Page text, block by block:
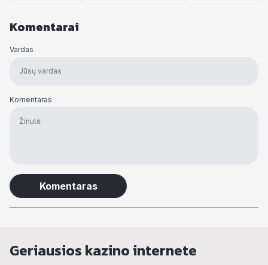
Komentarai
Vardas
Komentaras
Geriausios kazino internete